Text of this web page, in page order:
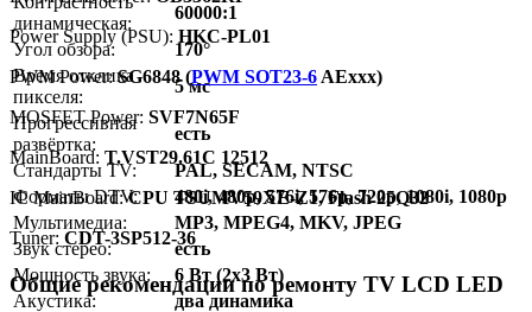
динамическая:
60000:1
Угол обзора:
170°
Время отклика
пикселя:
5 мс
Прогрессивная
развёртка:
есть
Стандарты TV:
PAL, SECAM, NTSC
Форматы DTV:
480i, 480p, 576i, 576p, 720p, 1080i, 1080p
Мультимедиа:
MP3, MPEG4, MKV, JPEG
Звук стерео:
есть
Мощность звука:
6 Вт (2х3 Вт)
Акустика:
два динамика
Power Supply (PSU): HKC-PL01
PWM Power:SG6848 (PWM SOT23-6 AExxx)
MOSFET Power: SVF7N65F
MainBoard: T.VST29.61C 12512
IC MainBoard:CPU TSUMV59XE-Z1, Flash 25Q32
Тuner: CDT-3SP512-36
Общие рекомендации по ремонту TV LCD LED